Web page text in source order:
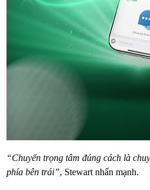
“Chuyển trọng tâm đúng cách là
phía bên trái”, Stewart nhấn mạnh.